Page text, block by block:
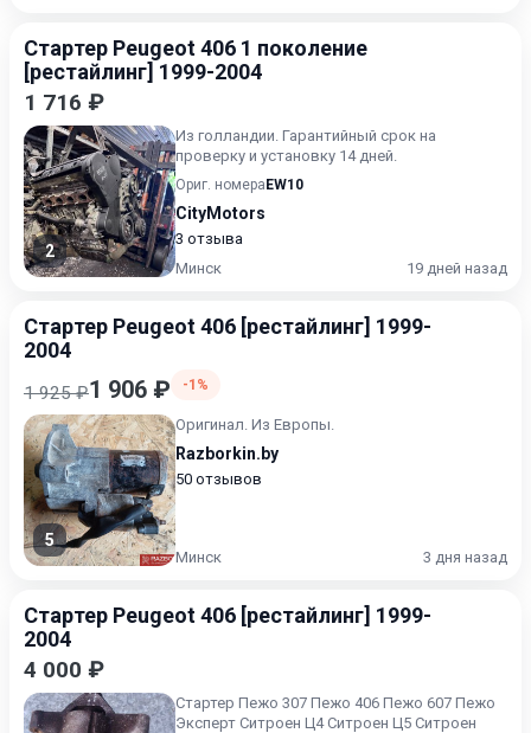
Стартер Peugeot 406 1 поколение
[рестайлинг] 1999-2004
1 716 ₽
2
Из голландии. Гарантийный срок на
проверку и установку 14 дней.
Ориг. номера EW10
CityMotors
3 отзыва
Минск
19 дней назад
Стартер Peugeot 406 [рестайлинг] 1999-
2004
1 925 ₽1 906 ₽ -1%
5
Оригинал. Из Европы.
Razborkin.by
50 отзывов
Минск 3 дня назад
Стартер Peugeot 406 [рестайлинг] 1999-
2004
4 000 ₽
Стартер Пежо 307 Пежо 406 Пежо 607 Пежо
Эксперт Ситроен Ц4 Ситроен Ц5 Ситроен